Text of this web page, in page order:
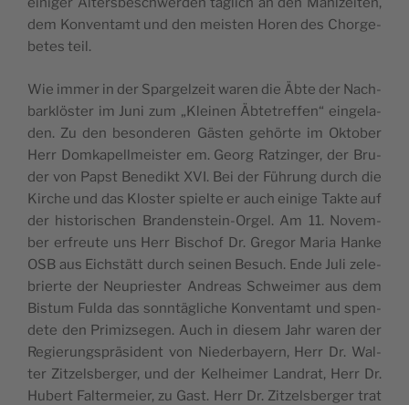
dem Kon­vent­amt und den meis­ten Horen des Chor­ge­
be­tes teil.
Wie immer in der Spar­gel­zeit waren die Äbte der Nach­
bar­klös­ter im Juni zum „Klei­nen Äbte­tref­fen“ ein­ge­la­
den. Zu den beson­de­ren Gäs­ten gehör­te im Okto­ber
Herr Dom­ka­pell­meis­ter em. Georg Ratz­in­ger, der Bru­
der von Papst Bene­dikt XVI. Bei der Füh­rung durch die
Kir­che und das Klos­ter spiel­te er auch eini­ge Tak­te auf
der his­to­ri­schen Bran­den­stein-Orgel. Am 11. Novem­
ber erfreu­te uns Herr Bischof Dr. Gre­gor Maria Han­ke
OSB aus Eich­stätt durch sei­nen Besuch. Ende Juli zele­
brier­te der Neu­pries­ter Andre­as Schwei­mer aus dem
Bis­tum Ful­da das sonn­täg­li­che Kon­vent­amt und spen­
de­te den Pri­miz­se­gen. Auch in die­sem Jahr waren der
Regie­rungs­prä­si­dent von Nie­der­bay­ern, Herr Dr. Wal­
ter Zit­zels­ber­ger, und der Kel­hei­mer Land­rat, Herr Dr.
Hubert Fal­ter­mei­er, zu Gast. Herr Dr. Zit­zels­ber­ger trat